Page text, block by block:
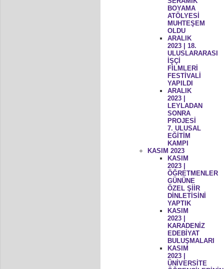
BOYAMA
ATÖLYESİ
MUHTEŞEM
OLDU
ARALIK
2023 | 18.
ULUSLARARASI
İŞÇİ
FİLMLERİ
FESTİVALİ
YAPILDI
ARALIK
2023 |
LEYLADAN
SONRA
PROJESİ
7. ULUSAL
EĞİTİM
KAMPI
KASIM 2023
KASIM
2023 |
ÖĞRETMENLER
GÜNÜNE
ÖZEL ŞİİR
DİNLETİSİNİ
YAPTIK
KASIM
2023 |
KARADENİZ
EDEBİYAT
BULUŞMALARI
KASIM
2023 |
ÜNİVERSİTE